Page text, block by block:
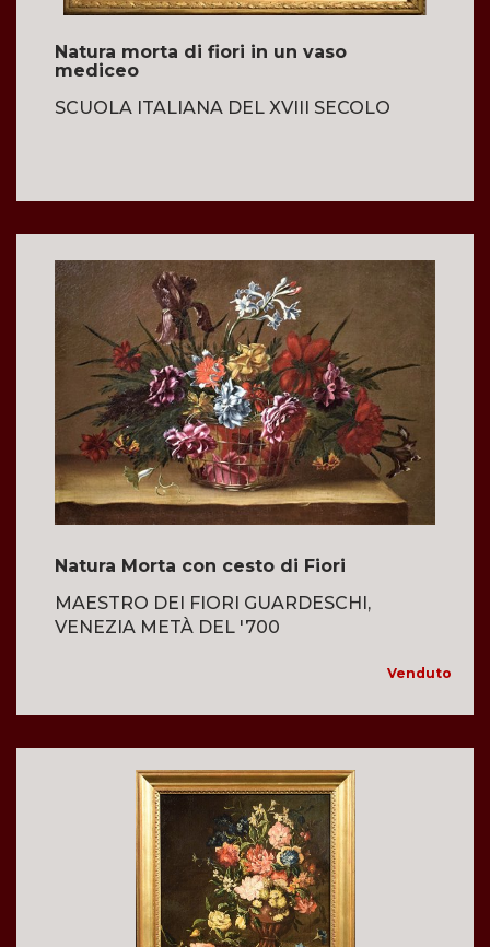
Natura morta di fiori in un vaso
mediceo
SCUOLA ITALIANA DEL XVIII SECOLO
Natura Morta con cesto di Fiori
MAESTRO DEI FIORI GUARDESCHI,
VENEZIA METÀ DEL '700
Venduto